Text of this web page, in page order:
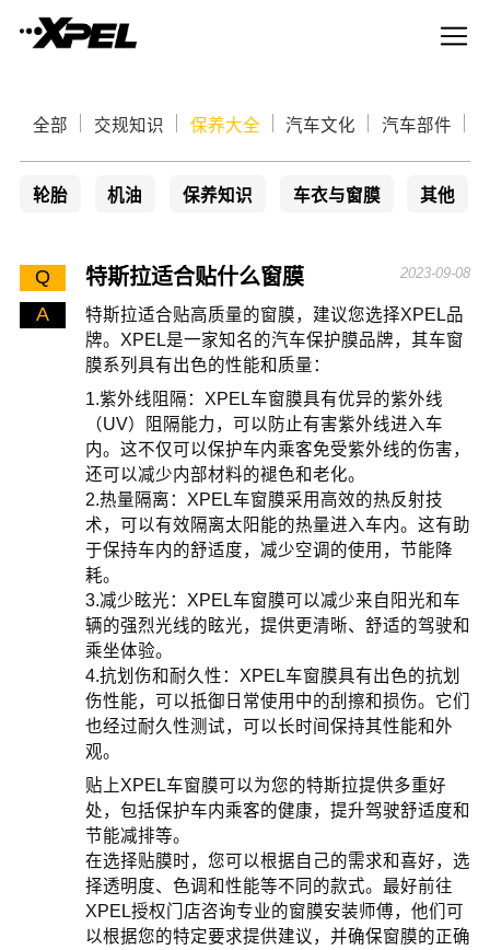
全部 交规知识 保养大全 汽车文化 汽车部件
轮胎 机油 保养知识 车衣与窗膜 其他
Q 特斯拉适合贴什么窗膜 2023-09-08
A
特斯拉适合贴高质量的窗膜，建议您选择XPEL品
牌。XPEL是一家知名的汽车保护膜品牌，其车窗
膜系列具有出色的性能和质量：
1.紫外线阻隔：XPEL车窗膜具有优异的紫外线
（UV）阻隔能力，可以防止有害紫外线进入车
内。这不仅可以保护车内乘客免受紫外线的伤害，
还可以减少内部材料的褪色和老化。
2.热量隔离：XPEL车窗膜采用高效的热反射技
术，可以有效隔离太阳能的热量进入车内。这有助
于保持车内的舒适度，减少空调的使用，节能降
耗。
3.减少眩光：XPEL车窗膜可以减少来自阳光和车
辆的强烈光线的眩光，提供更清晰、舒适的驾驶和
乘坐体验。
4.抗划伤和耐久性：XPEL车窗膜具有出色的抗划
伤性能，可以抵御日常使用中的刮擦和损伤。它们
也经过耐久性测试，可以长时间保持其性能和外
观。
贴上XPEL车窗膜可以为您的特斯拉提供多重好
处，包括保护车内乘客的健康，提升驾驶舒适度和
节能减排等。
在选择贴膜时，您可以根据自己的需求和喜好，选
择透明度、色调和性能等不同的款式。最好前往
XPEL授权门店咨询专业的窗膜安装师傅，他们可
以根据您的特定要求提供建议，并确保窗膜的正确